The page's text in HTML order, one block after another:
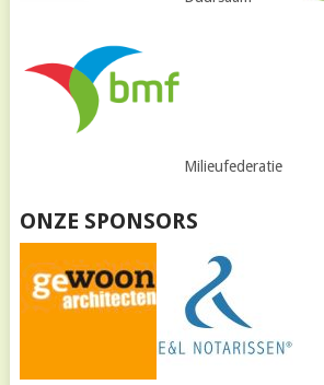
Milieufederatie
ONZE SPONSORS